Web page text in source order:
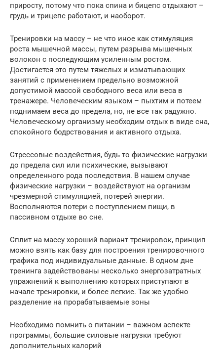
приросту, потому что пока спина и бицепс отдыхают –
грудь и трицепс работают, и наоборот.
Тренировки на массу – не что иное как стимуляция
роста мышечной массы, путем разрыва мышечных
волокон с последующим усиленным ростом.
Достигается это путем тяжелых и изматывающих
занятий с применением предельно возможной
допустимой массой свободного веса или веса в
тренажере. Человеческим языком – пыхтим и потеем
поднимаем веса до предела, но, не все так радужно.
Человеческому организму необходим отдых в виде сна,
спокойного бодрствования и активного отдыха.
Стрессовые воздействия, будь то физические нагрузки
до предела сил или психические, вызывают
определенного рода последствия. В нашем случае
физические нагрузки – воздействуют на организм
чрезмерной стимуляцией, потерей энергии.
Восполняются потери с поступлением пищи, в
пассивном отдыхе во сне.
Сплит на массу хороший вариант тренировок, принцип
можно взять как базу для построения тренировочного
графика под индивидуальные данные. В одном дне
тренинга задействованы несколько энергозатратных
упражнений к выполнению которых приступают в
начале тренировки, и более легкие. Так же удобно
разделение на прорабатываемые зоны
Необходимо помнить о питании – важном аспекте
программы, большие силовые нагрузки требуют
дополнительных калорий